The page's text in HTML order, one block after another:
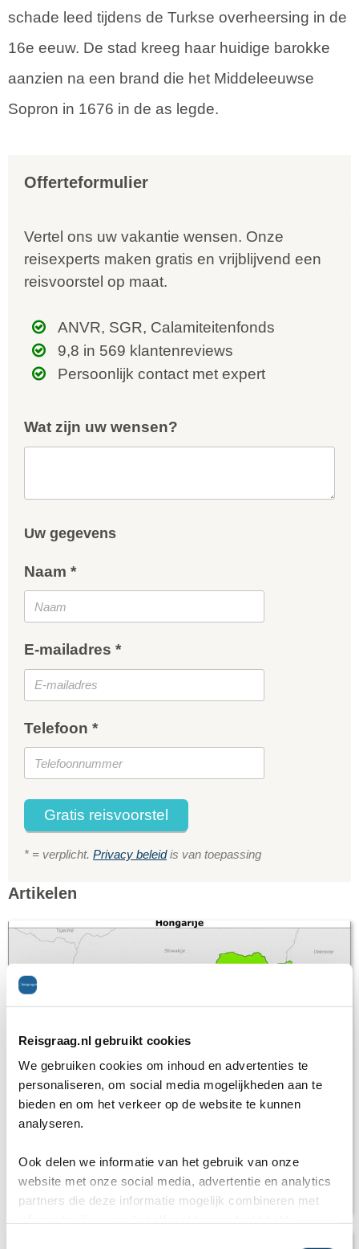
Reisgraag.nl gebruikt cookies
We gebruiken cookies om inhoud en advertenties te
personaliseren, om social media mogelijkheden aan te
bieden en om het verkeer op de website te kunnen
analyseren.
Ook delen we informatie van het gebruik van onze
website met onze social media, advertentie en analytics
partners die deze informatie mogelijk combineren met
schade leed tijdens de Turkse overheersing in de
16e eeuw. De stad kreeg haar huidige barokke
aanzien na een brand die het Middeleeuwse
Sopron in 1676 in de as legde.
Offerteformulier
Vertel ons uw vakantie wensen. Onze
reisexperts maken gratis en vrijblijvend een
reisvoorstel op maat.
ANVR, SGR, Calamiteitenfonds
9,8 in 569 klantenreviews
Persoonlijk contact met expert
Wat zijn uw wensen?
Uw gegevens
Naam *
E-mailadres *
Telefoon *
Gratis reisvoorstel
* = verplicht. Privacy beleidis van toepassing
Artikelen
Reisadvies: Is Hongarije een veilig
vakantieland?